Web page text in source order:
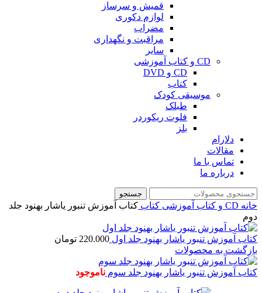
قمیش و سرساز
لوازم دکوری
مضراب
مراقبت و نگهداری
سایر
CD و کتاب آموزشی
CD و DVD
کتاب
موسیقی کودک
طبلک
فلوت ریکوردر
بلز
دلارام
مقالات
تماس با ما
درباره ما
جستجو
خانه CD و کتاب آموزشی کتاب کتاب آموزش تنبور یاشار بهنود جلد
دوم
کتاب آموزش تنبور یاشار بهنود جلد اول 220.000 تومان
بازگشت به محصولات
کتاب آموزش تنبور یاشار بهنود جلد سوم ناموجود